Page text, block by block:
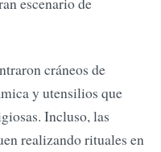
cráneos de
y utensilios que
Incluso, las
realizando rituales en